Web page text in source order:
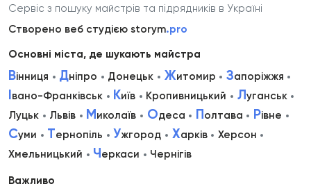
Сервіс з пошуку майстрів та підрядників в Україні
Створено веб студією storym.pro
Основні міста, де шукають майстра
Вінниця Дніпро Донецьк Житомир Запоріжжя
Івано-Франківськ Київ Кропивницький Луганськ
Луцьк
Львів Миколаїв Одеса Полтава Рівне
Суми Тернопіль Ужгород Харків
Херсон
Хмельницький
Черкаси Чернігів
Важливо